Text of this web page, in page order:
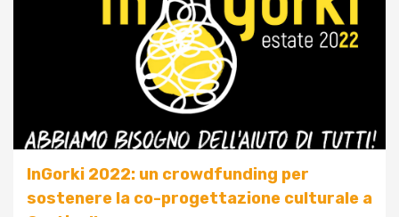
InGorki 2022: un crowdfunding per
sostenere la co-progettazione culturale a